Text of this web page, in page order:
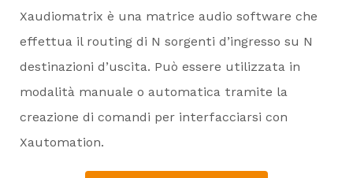
Xaudiomatrix è una matrice audio software che
effettua il routing di N sorgenti d’ingresso su N
destinazioni d’uscita. Può essere utilizzata in
modalità manuale o automatica tramite la
creazione di comandi per interfacciarsi con
Xautomation.